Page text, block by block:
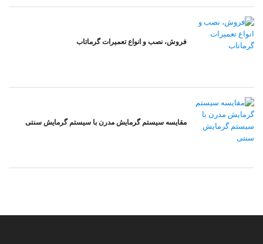
فروش، نصب و انواع تعمیرات گرماتاب
مقایسه سیستم گرمایش مدرن با سیستم گرمایش سنتی